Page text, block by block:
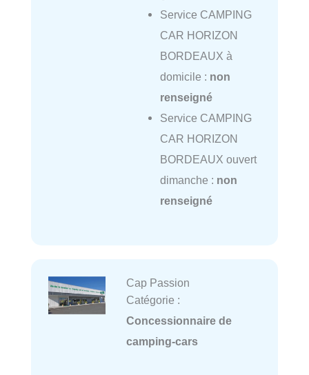
Service CAMPING
CAR HORIZON
BORDEAUX à
domicile : non
renseigné
Service CAMPING
CAR HORIZON
BORDEAUX ouvert
dimanche : non
renseigné
Cap Passion
Catégorie :
Concessionnaire de
camping-cars